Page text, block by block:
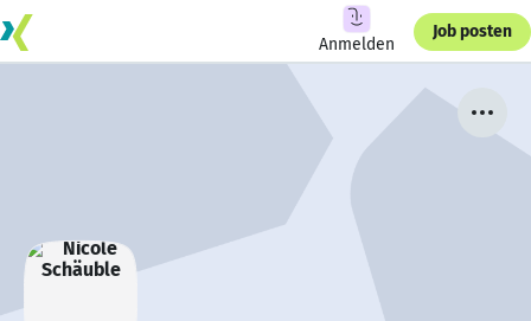
Anmelden
Job posten